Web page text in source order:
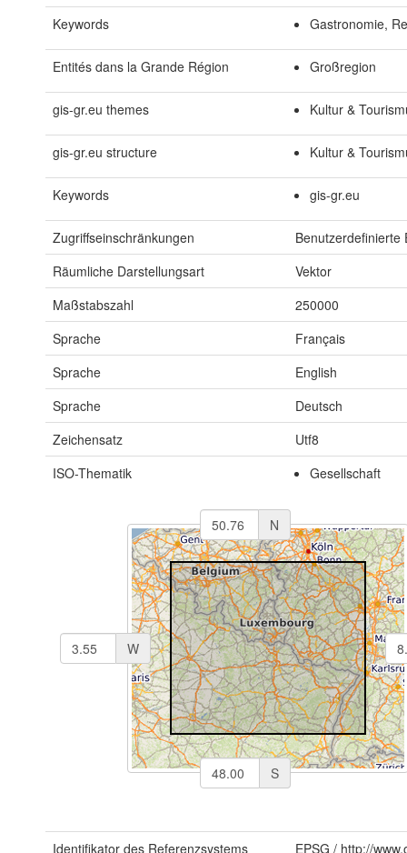
Keywords
Gastronomie,
Entités dans la Grande Région Großregion
gis-gr.eu themes Kultur &
gis-gr.eu structure Kultur &
Keywords gis-gr.eu
Zugriffseinschränkungen
Benutzerdefinierte
Räumliche Darstellungsart
Vektor
Maßstabszahl
250000
Sprache
Français
Sprache
English
Sprache
Deutsch
Zeichensatz
Utf8
ISO-Thematik
Gesellschaft
N
S
W
Identifikator des Referenzsystems EPSG / http://